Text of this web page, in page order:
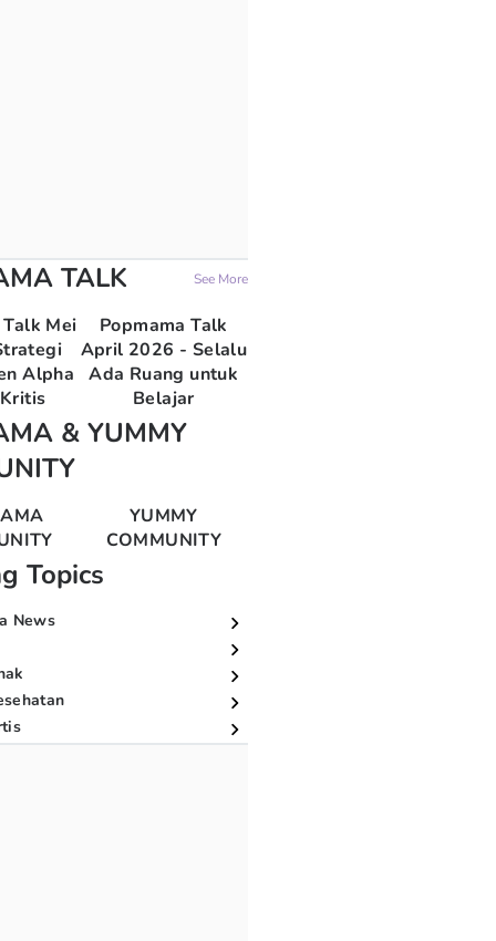
TALK See More
Mei
Alpha
Popmama Talk
April 2026 - Selalu
Ada Ruang untuk
Belajar
& YUMMY
YUMMY
COMMUNITY
Topics
News